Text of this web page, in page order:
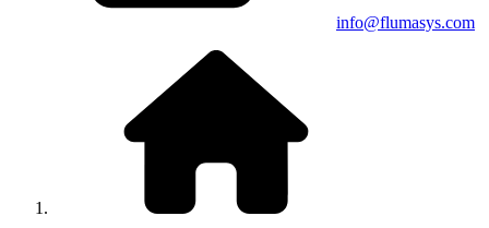
info@flumasys.com